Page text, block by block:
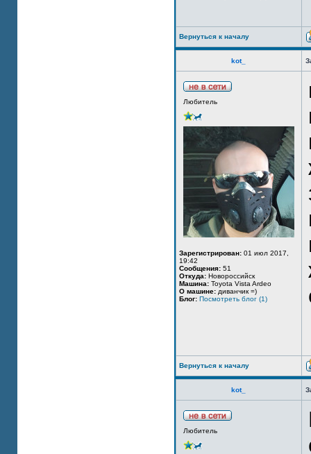
Вернуться к началу
kot_
Любитель
Зарегистрирован: 01 июл 2017,
19:42
Сообщения: 51
Откуда: Новороссийск
Машина: Toyota Vista Ardeo
О машине: диванчик =)
Блог: Посмотреть блог (1)
Вернуться к началу
kot_
Любитель